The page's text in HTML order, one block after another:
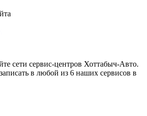
сети сервис-центров Хоттабыч-Авто.
в любой из 6 наших сервисов в